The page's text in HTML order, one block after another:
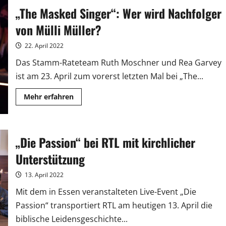
Tour
mit
Mutzke,
Ceylan
und
„The Masked Singer“: Wer wird Nachfolger
von Mülli Müller?
22. April 2022
Das Stamm-Rateteam Ruth Moschner und Rea Garvey
ist am 23. April zum vorerst letzten Mal bei „The...
Mehr erfahrenMehr
Informationen
Wer
wird
von
Mülli
„Die Passion“ bei RTL mit kirchlicher
Unterstützung
13. April 2022
Mit dem in Essen veranstalteten Live-Event „Die
Passion“ transportiert RTL am heutigen 13. April die
biblische Leidensgeschichte...